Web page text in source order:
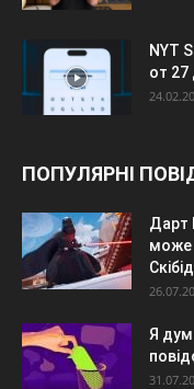
NYT
от 27
ПОПУЛЯРНІ
Дарт
може
Я